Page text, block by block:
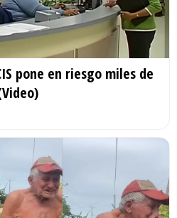
pone en riesgo miles de